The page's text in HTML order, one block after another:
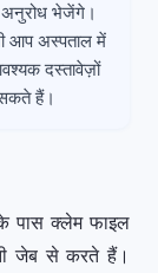
अनुरोध भेजेंगे।
आप अस्पताल में
दस्तावेज़ों
हैं।
के पास क्लेम फाइल
जेब से करते हैं।